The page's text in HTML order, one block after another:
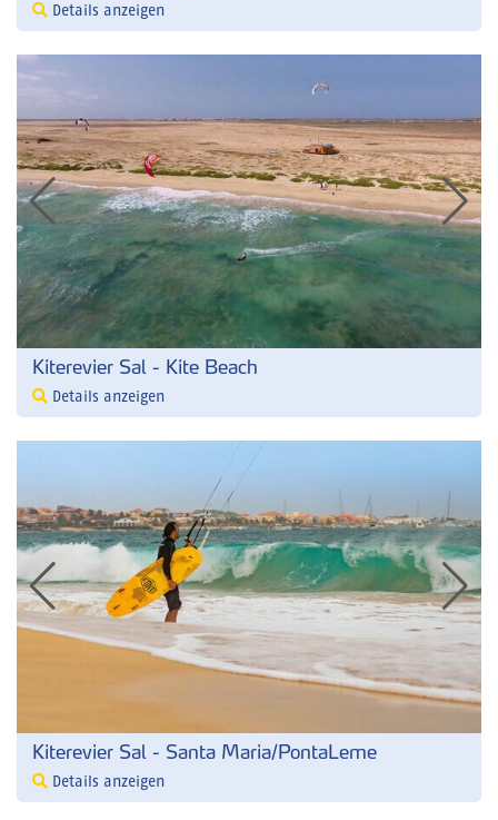
Details anzeigen
Kiterevier Sal - Kite Beach
Details anzeigen
Kiterevier Sal - Santa Maria/PontaLeme
Details anzeigen